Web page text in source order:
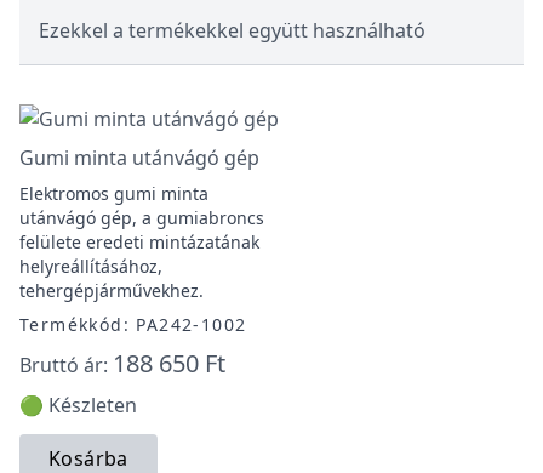
Ezekkel a termékekkel együtt használható
Gumi minta utánvágó gép
Elektromos gumi minta
utánvágó gép, a gumiabroncs
felülete eredeti mintázatának
helyreállításához,
tehergépjárművekhez.
Termékkód: PA242-1002
Bruttó ár: 188 650 Ft
🟢 Készleten
Kosárba